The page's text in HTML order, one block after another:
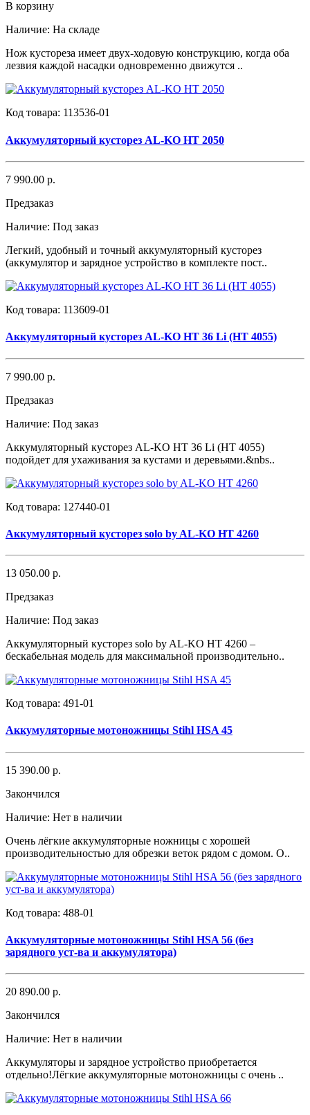
В корзину
Наличие: На складе
Нож кустореза имеет двух-ходовую конструкцию, когда оба
лезвия каждой насадки одновременно движутся ..
Код товара: 113536-01
Аккумуляторный кусторез AL-KO HT 2050
7 990.00 р.
Предзаказ
Наличие: Под заказ
Легкий, удобный и точный аккумуляторный кусторез
(аккумулятор и зарядное устройство в комплекте пост..
Код товара: 113609-01
Аккумуляторный кусторез AL-KO HT 36 Li (HT 4055)
7 990.00 р.
Предзаказ
Наличие: Под заказ
Аккумуляторный кусторез AL-KO HT 36 Li (HT 4055)
подойдет для ухаживания за кустами и деревьями.&nbs..
Код товара: 127440-01
Аккумуляторный кусторез solo by AL-KO HT 4260
13 050.00 р.
Предзаказ
Наличие: Под заказ
Аккумуляторный кусторез solo by AL-KO HT 4260 –
бескабельная модель для максимальной производительно..
Код товара: 491-01
Аккумуляторные мотоножницы Stihl HSA 45
15 390.00 р.
Закончился
Наличие: Нет в наличии
Очень лёгкие аккумуляторные ножницы с хорошей
производительностью для обрезки веток рядом с домом. О..
Код товара: 488-01
Аккумуляторные мотоножницы Stihl HSA 56 (без
зарядного уст-ва и аккумулятора)
20 890.00 р.
Закончился
Наличие: Нет в наличии
Аккумуляторы и зарядное устройство приобретается
отдельно!Лёгкие аккумуляторные мотоножницы с очень ..